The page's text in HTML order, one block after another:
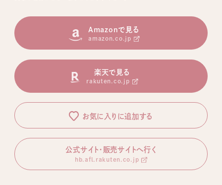
Amazonで見る
amazon.co.jp
楽天で見る
rakuten.co.jp
お気に入りに追加する
公式サイト・販売サイトへ行く
hb.afl.rakuten.co.jp